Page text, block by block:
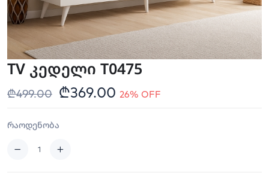
TV კედელი T0475
₾499.00 ₾369.00 26% OFF
რაოდენობა